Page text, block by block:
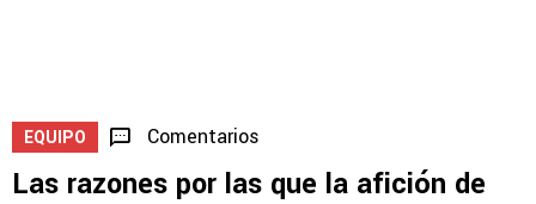
EQUIPO Comentarios
Las razones por las que la afición de